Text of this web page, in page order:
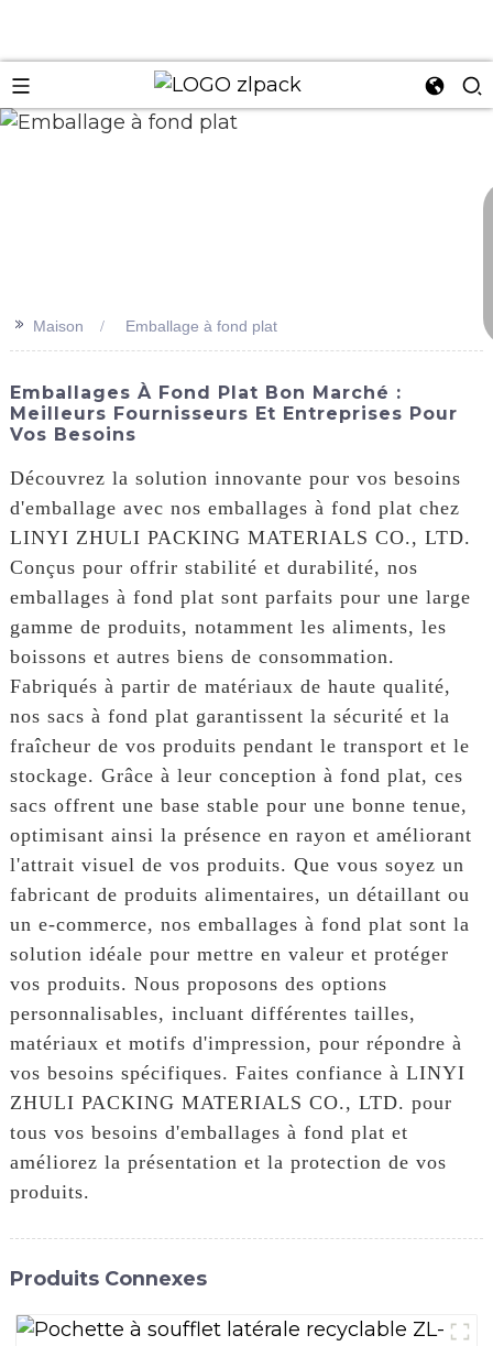
>> Maison Emballage à fond plat
Emballages À Fond Plat Bon Marché :
Meilleurs Fournisseurs Et Entreprises Pour
Vos Besoins
Découvrez la solution innovante pour vos besoins
d'emballage avec nos emballages à fond plat chez
LINYI ZHULI PACKING MATERIALS CO., LTD.
Conçus pour offrir stabilité et durabilité, nos
emballages à fond plat sont parfaits pour une large
gamme de produits, notamment les aliments, les
boissons et autres biens de consommation.
Fabriqués à partir de matériaux de haute qualité,
nos sacs à fond plat garantissent la sécurité et la
fraîcheur de vos produits pendant le transport et le
stockage. Grâce à leur conception à fond plat, ces
sacs offrent une base stable pour une bonne tenue,
optimisant ainsi la présence en rayon et améliorant
l'attrait visuel de vos produits. Que vous soyez un
fabricant de produits alimentaires, un détaillant ou
un e-commerce, nos emballages à fond plat sont la
solution idéale pour mettre en valeur et protéger
vos produits. Nous proposons des options
personnalisables, incluant différentes tailles,
matériaux et motifs d'impression, pour répondre à
vos besoins spécifiques. Faites confiance à LINYI
ZHULI PACKING MATERIALS CO., LTD. pour
tous vos besoins d'emballages à fond plat et
améliorez la présentation et la protection de vos
produits.
Produits Connexes